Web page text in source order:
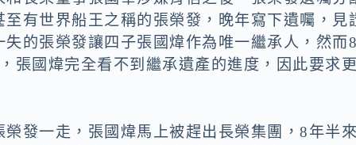
有世界船王之稱的張榮發，晚年寫下遺囑，見
的張榮發讓四子張國煒作為唯一繼承人，然而
張國煒完全看不到繼承遺產的進度，因此要求
發一走，張國煒馬上被趕出長榮集團，8年半